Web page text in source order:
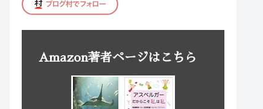
Amazon著者ページはこちら